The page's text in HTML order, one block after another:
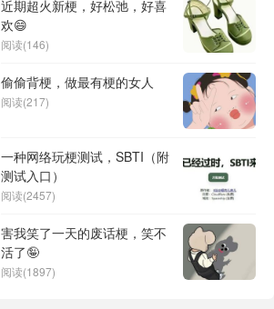
近期超火新梗，好松弛，好喜
欢😄
阅读(146)
偷偷背梗，做最有梗的女人
阅读(217)
一种网络玩梗测试，SBTI（附
测试入口）
阅读(2457)
害我笑了一天的废话梗，笑不
活了🤪
阅读(1897)